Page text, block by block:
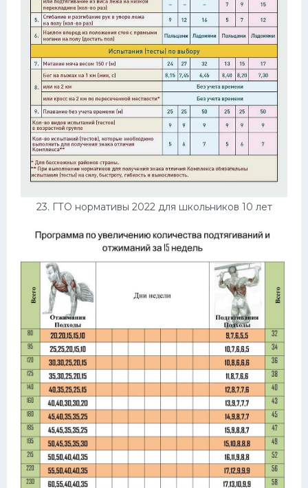
23. ГТО нормативы 2022 для школьников 10 лет